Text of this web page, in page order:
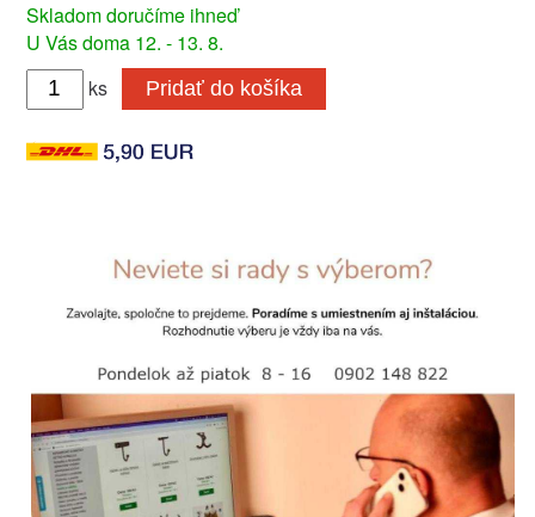
Skladom doručíme ihneď
U Vás doma 12. - 13. 8.
ks
Pridať do košíka